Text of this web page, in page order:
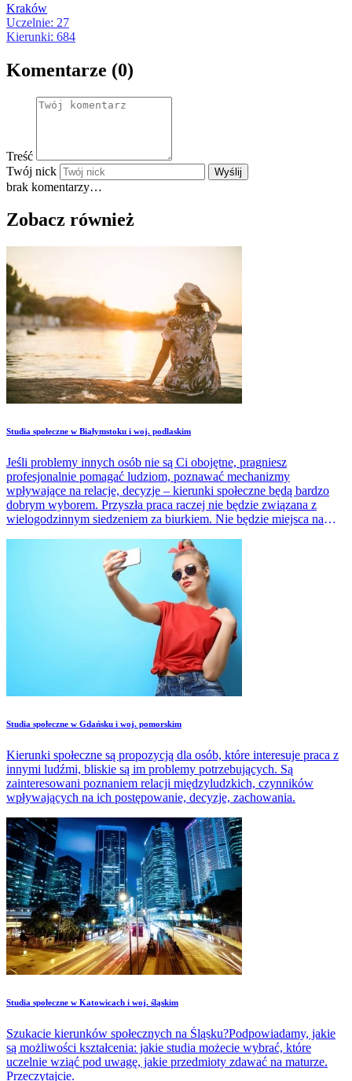
Kraków
Uczelnie: 27
Kierunki: 684
Komentarze (0)
Treść
Twój nick
Wyślij
brak komentarzy…
Zobacz również
Studia społeczne w Białymstoku i woj. podlaskim
Jeśli problemy innych osób nie są Ci obojętne, pragniesz
profesjonalnie pomagać ludziom, poznawać mechanizmy
wpływające na relacje, decyzje – kierunki społeczne będą bardzo
dobrym wyborem. Przyszła praca raczej nie będzie związana z
wielogodzinnym siedzeniem za biurkiem. Nie będzie miejsca na
Studia społeczne w Gdańsku i woj. pomorskim
Kierunki społeczne są propozycją dla osób, które interesuje praca z
innymi ludźmi, bliskie są im problemy potrzebujących. Są
zainteresowani poznaniem relacji międzyludzkich, czynników
wpływających na ich postępowanie, decyzje, zachowania.
Studia społeczne w Katowicach i woj. śląskim
Szukacie kierunków społecznych na Śląsku?Podpowiadamy, jakie
są możliwości kształcenia: jakie studia możecie wybrać, które
uczelnie wziąć pod uwagę, jakie przedmioty zdawać na maturze.
Przeczytajcie.